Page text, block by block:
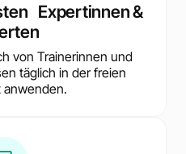
Expertinnen &
von Trainerinnen und
täglich in der freien